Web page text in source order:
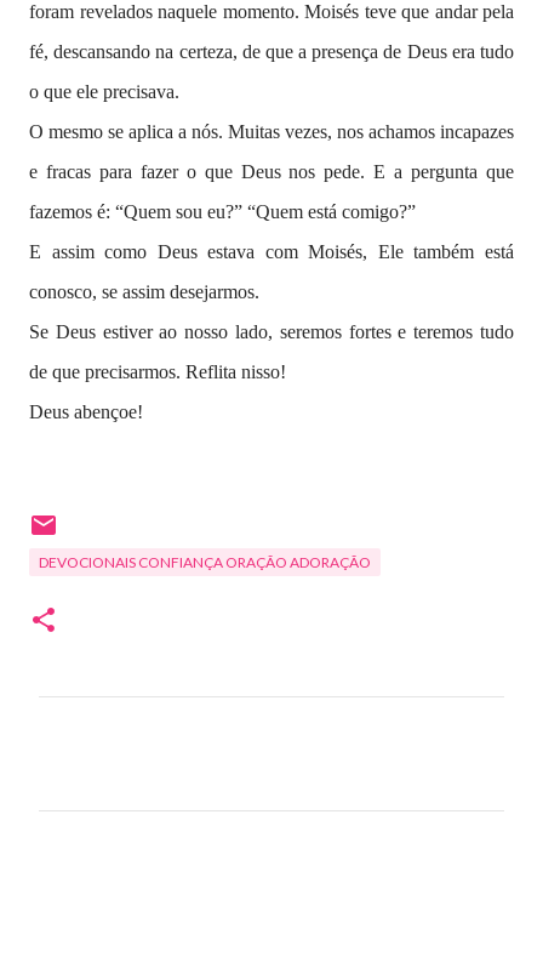
foram revelados naquele momento. Moisés teve que andar pela
fé, descansando na certeza, de que a presença de Deus era tudo
o que ele precisava.
O mesmo se aplica a nós. Muitas vezes, nos achamos incapazes
e fracas para fazer o que Deus nos pede. E a pergunta que
fazemos é: “Quem sou eu?” “Quem está comigo?”
E assim como Deus estava com Moisés, Ele também está
conosco, se assim desejarmos.
Se Deus estiver ao nosso lado, seremos fortes e teremos tudo
de que precisarmos. Reflita nisso!
Deus abençoe!
DEVOCIONAIS CONFIANÇA ORAÇÃO ADORAÇÃO